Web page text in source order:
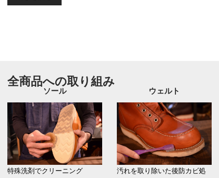
全商品への取り組み
ソール
特殊洗剤でクリーニング
ウェルト
汚れを取り除いた後防カビ処